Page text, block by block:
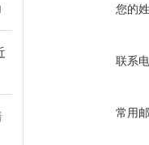
您的
联系
常用